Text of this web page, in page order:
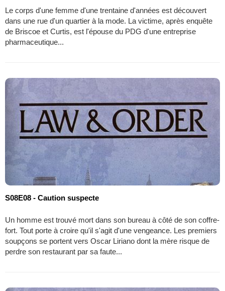
Le corps d'une femme d'une trentaine d'années est découvert
dans une rue d'un quartier à la mode. La victime, après enquête
de Briscoe et Curtis, est l'épouse du PDG d'une entreprise
pharmaceutique...
S08E08 - Caution suspecte
Un homme est trouvé mort dans son bureau à côté de son coffre-
fort. Tout porte à croire qu'il s'agit d'une vengeance. Les premiers
soupçons se portent vers Oscar Liriano dont la mère risque de
perdre son restaurant par sa faute...